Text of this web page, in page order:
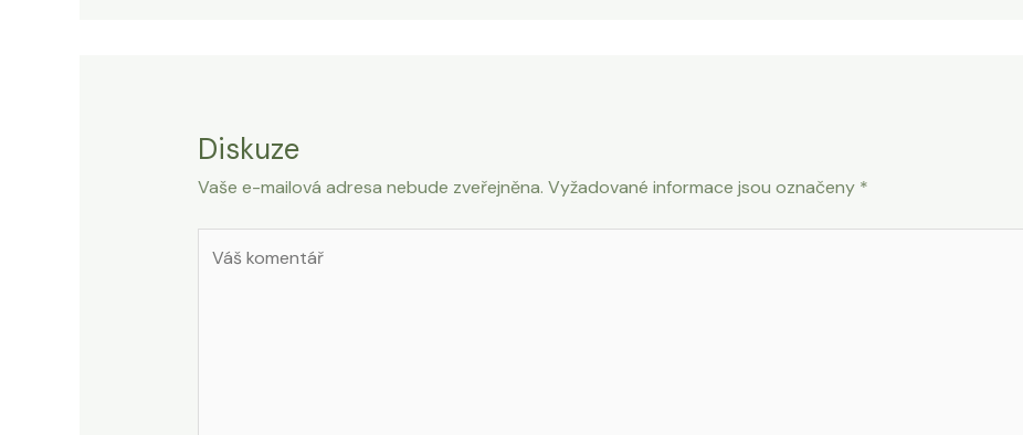
Diskuze
Vaše e-mailová adresa nebude zveřejněna. Vyžadované informace jsou označeny *
komentář